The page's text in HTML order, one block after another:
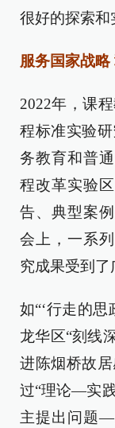
很好的探索和
服务国家战略
2022年，课
程标准实验
务教育和普
程改革实验
告、典型案
会上，一系
究成果受到了
如“‘行走的
龙华区“刻线
进陈烟桥故
过“理论—实
主提出问题